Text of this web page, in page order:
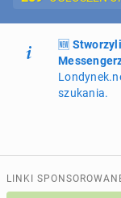
Dodaj
🆕
szukania.
LINKI